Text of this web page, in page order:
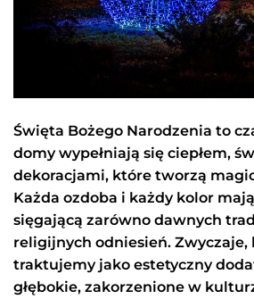
Święta Bożego Narodzenia to
domy wypełniają się ciepłem,
dekoracjami, które tworzą
Każda ozdoba i każdy kolor
sięgającą zarówno dawnych
religijnych odniesień. Zwyczaje,
traktujemy jako estetyczny
głębokie, zakorzenione w